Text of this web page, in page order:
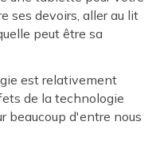
ses devoirs, aller au lit
peut être sa
est relativement
de la technologie
beaucoup d'entre nous